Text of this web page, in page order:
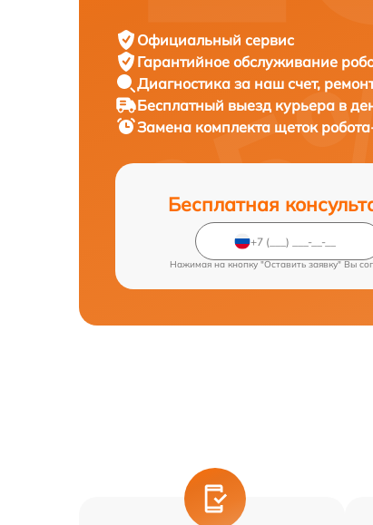
Официальный сервис
Гарантийное обслуживание
Диагностика за наш счет,
Бесплатный выезд курьера в
Замена комплекта щеток
Бесплатная
Нажимая на кнопку "Оставить заявку" Вы